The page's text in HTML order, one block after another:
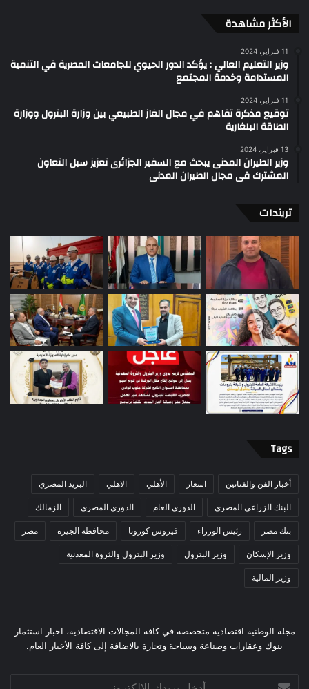
الأكثر مشاهدة
11 فبراير، 2024
وزير التعليم العالي : يؤكد الدور الحيوي للجامعات المصرية في التنمية
المستدامة وخدمة المجتمع
11 فبراير، 2024
توقيع مذكرة تفاهم في مجال الغاز الطبيعي بين وزارة البترول ووزارة
الطاقة البلغارية
13 فبراير، 2024
وزير الطيران المدنى يبحث مع السفير الجزائرى تعزيز سبل التعاون
المشترك فى مجال الطيران المدنى
تريندات
Tags
أخبار الفن والفنانين اسعار الأهلي الاهلي البريد المصري
البنك الزراعي المصري الدوري العام الدوري المصري الزمالك
بنك مصر رئيس الوزراء فيروس كورونا محافظة الجيزة مصر
وزير الإسكان وزير البترول وزير البترول والثروة المعدنية
وزير المالية
مجلة الوطنية اقتصادية متخصصة في كافة المجالات الاقتصادية، اخبار استثمار
بنوك وعقارات وصناعة وسياحة وتجارة بالاضافة إلى كافة الأخبار العام.